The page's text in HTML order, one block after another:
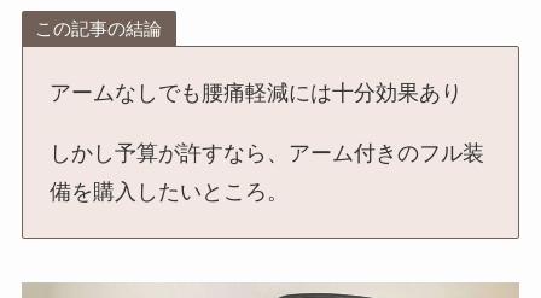
この記事の結論
アームなしでも腰痛軽減には十分効果あり
しかし予算が許すなら、アーム付きのフル装
備を購入したいところ。